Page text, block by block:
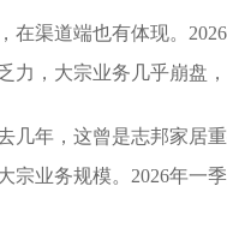
在渠道端也有体现。
力，大宗业务几乎崩盘
几年，这曾是志邦家居
宗业务规模。2026年一